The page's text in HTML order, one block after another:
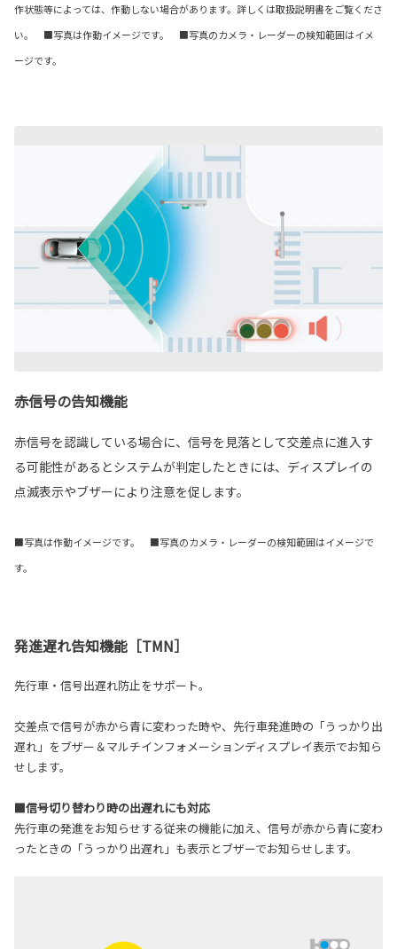
作状態等によっては、作動しない場合があります。詳しくは取扱説明書をご覧くださ
い。 ■写真は作動イメージです。 ■写真のカメラ・レーダーの検知範囲はイメ
ージです。
赤信号の告知機能
赤信号を認識している場合に、信号を見落として交差点に進入す
る可能性があるとシステムが判定したときには、ディスプレイの
点滅表示やブザーにより注意を促します。
■写真は作動イメージです。 ■写真のカメラ・レーダーの検知範囲はイメージで
す。
発進遅れ告知機能［TMN］
先行車・信号出遅れ防止をサポート。
交差点で信号が赤から青に変わった時や、先行車発進時の「うっかり出
遅れ」をブザー＆マルチインフォメーションディスプレイ表示でお知ら
せします。
■信号切り替わり時の出遅れにも対応
先行車の発進をお知らせする従来の機能に加え、信号が赤から青に変わ
ったときの「うっかり出遅れ」も表示とブザーでお知らせします。